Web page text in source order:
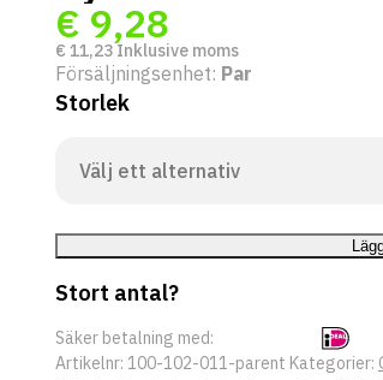
€ 9,28
€ 11,23Inklusive moms
Försäljningsenhet: Par
Storlek
Stort antal?
Säker betalning med:
Artikelnr: 100-102-011-parent Kategorier: